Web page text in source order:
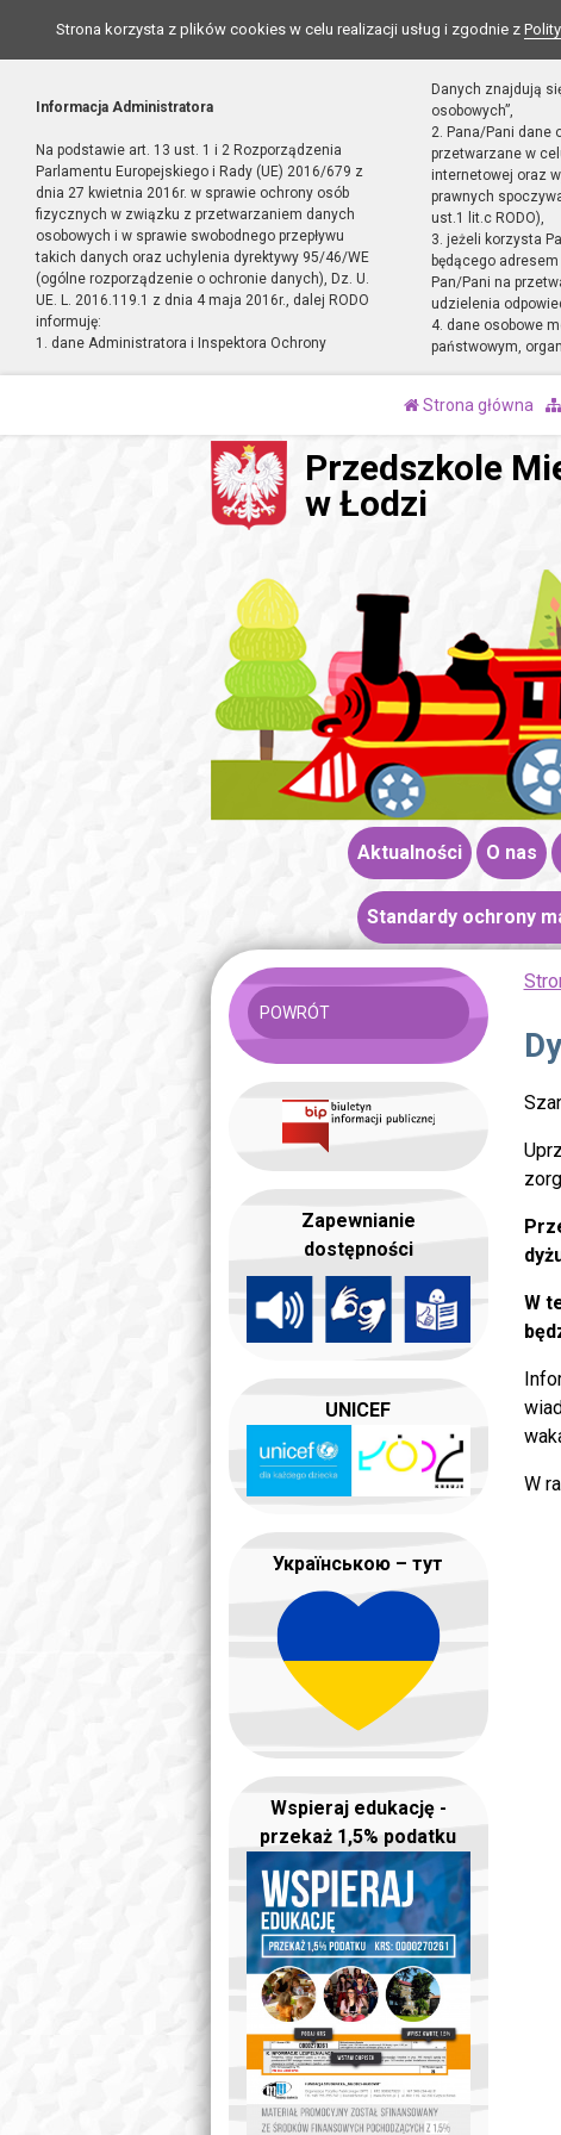
Strona korzysta z plików cookies w celu realizacji usług i zgodnie z
Informacja Administratora
Na podstawie art. 13 ust. 1 i 2 Rozporządzenia
Parlamentu Europejskiego i Rady (UE) 2016/679 z
dnia 27 kwietnia 2016r. w sprawie ochrony osób
fizycznych w związku z przetwarzaniem danych
osobowych i w sprawie swobodnego przepływu
takich danych oraz uchylenia dyrektywy 95/46/WE
(ogólne rozporządzenie o ochronie danych), Dz. U.
UE. L. 2016.119.1 z dnia 4 maja 2016r., dalej RODO
informuję:
1. dane Administratora i Inspektora Ochrony
Danych znajdują
osobowych”,
2. Pana/Pani dane
przetwarzane w
internetowej oraz
prawnych
ust.1 lit.c RODO),
3. jeżeli korzysta
będącego
Pan/Pani na
udzielenia
4. dane osobowe
państwowym,
Strona główna
Przedszkole
w Łodzi
Aktualności O nas
Standardy ochrony
W
W
POWRÓT
Zapewnianie
dostępności
UNICEF
Українською – тут
Wspieraj edukację -
przekaż 1,5% podatku